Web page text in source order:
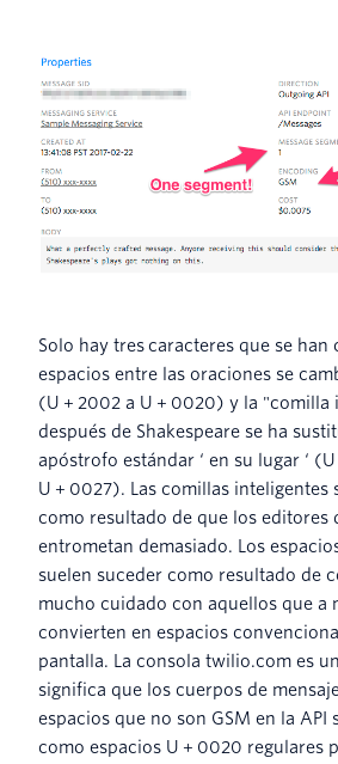
Solo hay tres caracteres que se han
espacios entre las oraciones se
(U + 2002 a U + 0020) y la "comilla
después de Shakespeare se ha
apóstrofo estándar ‘ en su lugar ‘ (U
U + 0027). Las comillas inteligentes
como resultado de que los editores
entrometan demasiado. Los
suelen suceder como resultado de
mucho cuidado con aquellos que a
convierten en espacios
pantalla. La consola twilio.com es
significa que los cuerpos de
espacios que no son GSM en la API
como espacios U + 0020 regulares